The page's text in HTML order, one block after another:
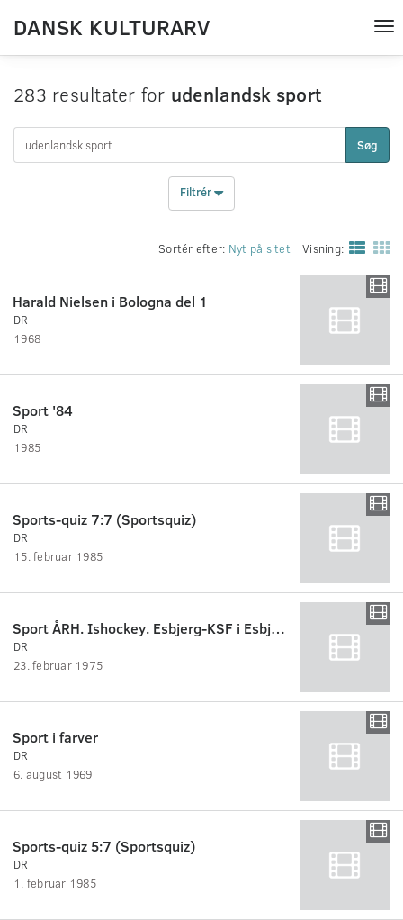
DANSK KULTURARV
283 resultater for udenlandsk sport
Søg
Filtrér
Sortér efter: Nyt på sitet Visning:
Harald Nielsen i Bologna del 1
DR
1968
Sport '84
DR
1985
Sports-quiz 7:7 (Sportsquiz)
DR
15. februar 1985
Sport ÅRH. Ishockey. Esbjerg-KSF i Esbjerg Skøjtehal
DR
23. februar 1975
Sport i farver
DR
6. august 1969
Sports-quiz 5:7 (Sportsquiz)
DR
1. februar 1985